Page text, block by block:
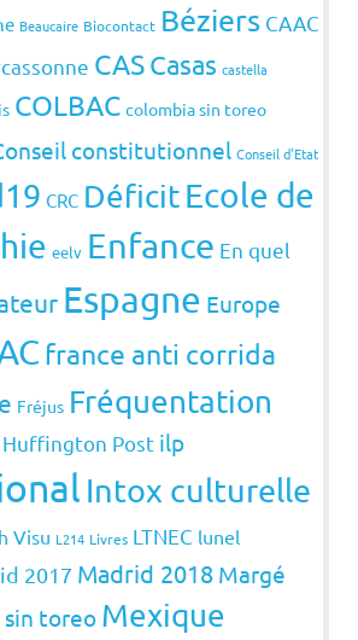
Beaucaire Biocontact Béziers CAAC
CASCasas castella
COLBAC colombia sin toreo
constitutionnel Conseil d'Etat
CRC DéficitEcole de
eelv Enfance En quel
Espagne Europe
france anti corrida
Fréjus Fréquentation
Huffington Post ilp
Intox culturelle
Visu L214 Livres LTNEC lunel
2017 Madrid 2018 Margé
sin toreo Mexique